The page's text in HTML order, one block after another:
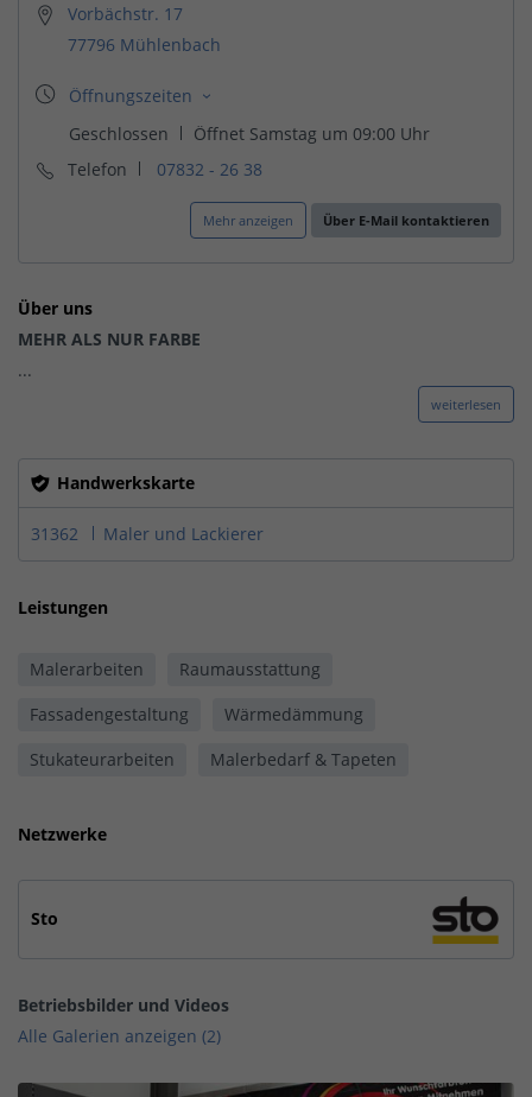
Vorbächstr. 17
77796 Mühlenbach
Telefon 07832 - 26 38
Mehr anzeigen Über E-Mail kontaktieren
Über uns
MEHR ALS NUR FARBE
...
weiterlesen
Handwerkskarte
31362 Maler und Lackierer
Leistungen
Malerarbeiten
Raumausstattung
Fassadengestaltung
Wärmedämmung
Stukateurarbeiten
Malerbedarf & Tapeten
Netzwerke
Sto
Betriebsbilder und Videos
Alle Galerien anzeigen (2)